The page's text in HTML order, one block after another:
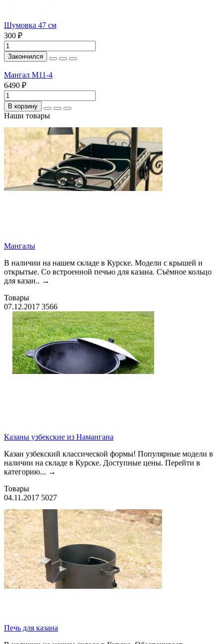
Шумовка 47 см
300 ₽
Закончился
Мангал М11-4
6490 ₽
В корзину
Наши товары
Мангалы
В наличии на нашем складе в Курске. Модели с крышей и
открытые. Со встроенной печью для казана. Съёмное кольцо
для казан.. →
Товары
07.12.2017 3566
Казаны узбекские из Намангана
Казан узбекский классической формы! Популя рные модели в
наличии на складе в Курске. Доступные цены. Перейти в
категорию. .. →
Товары
04.11.2017 5027
Печь для казана